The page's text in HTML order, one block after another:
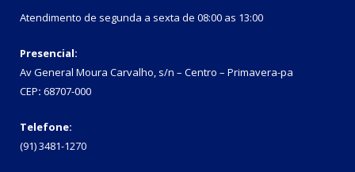
Atendimento de segunda a sexta de 08:00 as 13:00
Presencial:
Av General Moura Carvalho, s/n – Centro – Primavera-pa
CEP: 68707-000
Telefone:
(91) 3481-1270